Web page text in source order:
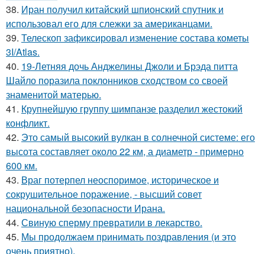
38. Иран получил китайский шпионский спутник и
использовал его для слежки за американцами.
39. Телескоп зафиксировал изменение состава кометы
3I/Atlas.
40. 19-Летняя дочь Анджелины Джоли и Брэда питта
Шайло поразила поклонников сходством со своей
знаменитой матерью.
41. Крупнейшую группу шимпанзе разделил жестокий
конфликт.
42. Это самый высокий вулкан в солнечной системе: его
высота составляет около 22 км, а диаметр - примерно
600 км.
43. Враг потерпел неоспоримое, историческое и
сокрушительное поражение, - высший совет
национальной безопасности Ирана.
44. Свиную сперму превратили в лекарство.
45. Мы продолжаем принимать поздравления (и это
очень приятно).